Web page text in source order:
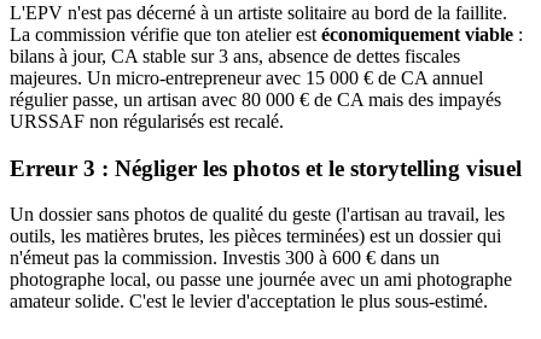
L'EPV n'est pas décerné à un artiste solitaire au bord de la faillite.
La commission vérifie que ton atelier est économiquement viable :
bilans à jour, CA stable sur 3 ans, absence de dettes fiscales
majeures. Un micro-entrepreneur avec 15 000 € de CA annuel
régulier passe, un artisan avec 80 000 € de CA mais des impayés
URSSAF non régularisés est recalé.
Erreur 3 : Négliger les photos et le storytelling visuel
Un dossier sans photos de qualité du geste (l'artisan au travail, les
outils, les matières brutes, les pièces terminées) est un dossier qui
n'émeut pas la commission. Investis 300 à 600 € dans un
photographe local, ou passe une journée avec un ami photographe
amateur solide. C'est le levier d'acceptation le plus sous-estimé.